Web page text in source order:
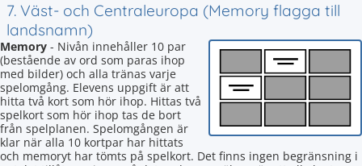
7. Väst- och Centraleuropa (Memory flagga till
landsnamn)
Memory - Nivån innehåller 10 par
(bestående av ord som paras ihop
med bilder) och alla tränas varje
spelomgång. Elevens uppgift är att
hitta två kort som hör ihop. Hittas två
spelkort som hör ihop tas de bort
från spelplanen. Spelomgången är
klar när alla 10 kortpar har hittats
och memoryt har tömts på spelkort. Det finns ingen begränsning i